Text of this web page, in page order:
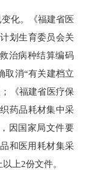
化。《福建省医
划生育委员会关
治病种结算编码
取消“有关建档立
《福建省医疗保
药品耗材集中采
因国家局文件要
和医用耗材集采
上2份文件。